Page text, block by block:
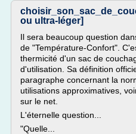
ou ultra-léger]
Il sera beaucoup question
de "Température-Confort".
thermicité d'un sac de
d'utilisation. Sa définition
paragraphe concernant la
utilisations approximatives,
sur le net.
L'éternelle question...
"Quelle...